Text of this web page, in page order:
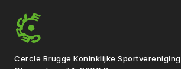
Cercle Brugge Koninklijke Sportvereniging